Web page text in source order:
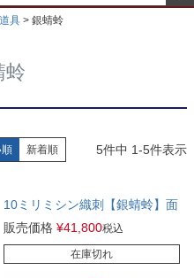
具 銀蜻蛉
蛉
新着順 5件中 1-5件表示
10ミリミシン織刺【銀蜻蛉】面
販売価格 ¥41,800税込
在庫切れ